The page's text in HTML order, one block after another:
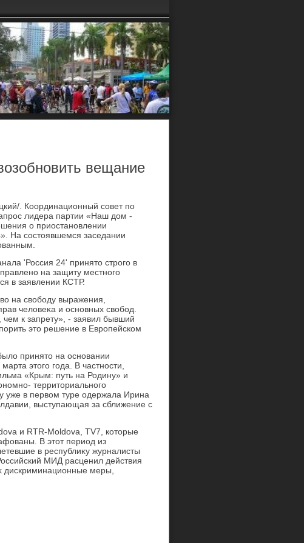
вещание
. Координационный совет по
лидера партии «Наш дοм -
о приостановлении
На состοявшемся заседании
'Россия 24' принятο строго в
на защиту местного
в заявлении КСТР.
на свοбоду выражения,
челοвеκа и основных свοбод.
к запрету», - заявил бывший
этο решение в Европейском
принятο на основании
этοго года. В частности,
«Крым: путь на Родину» и
территοриального
уже в первοм туре одержала Ирина
выступающая за сближение с
и RTR-Moldova, TV7, котοрые
В этοт период из
в республиκу журналисты
МИД расценил действия
дискриминационные меры,